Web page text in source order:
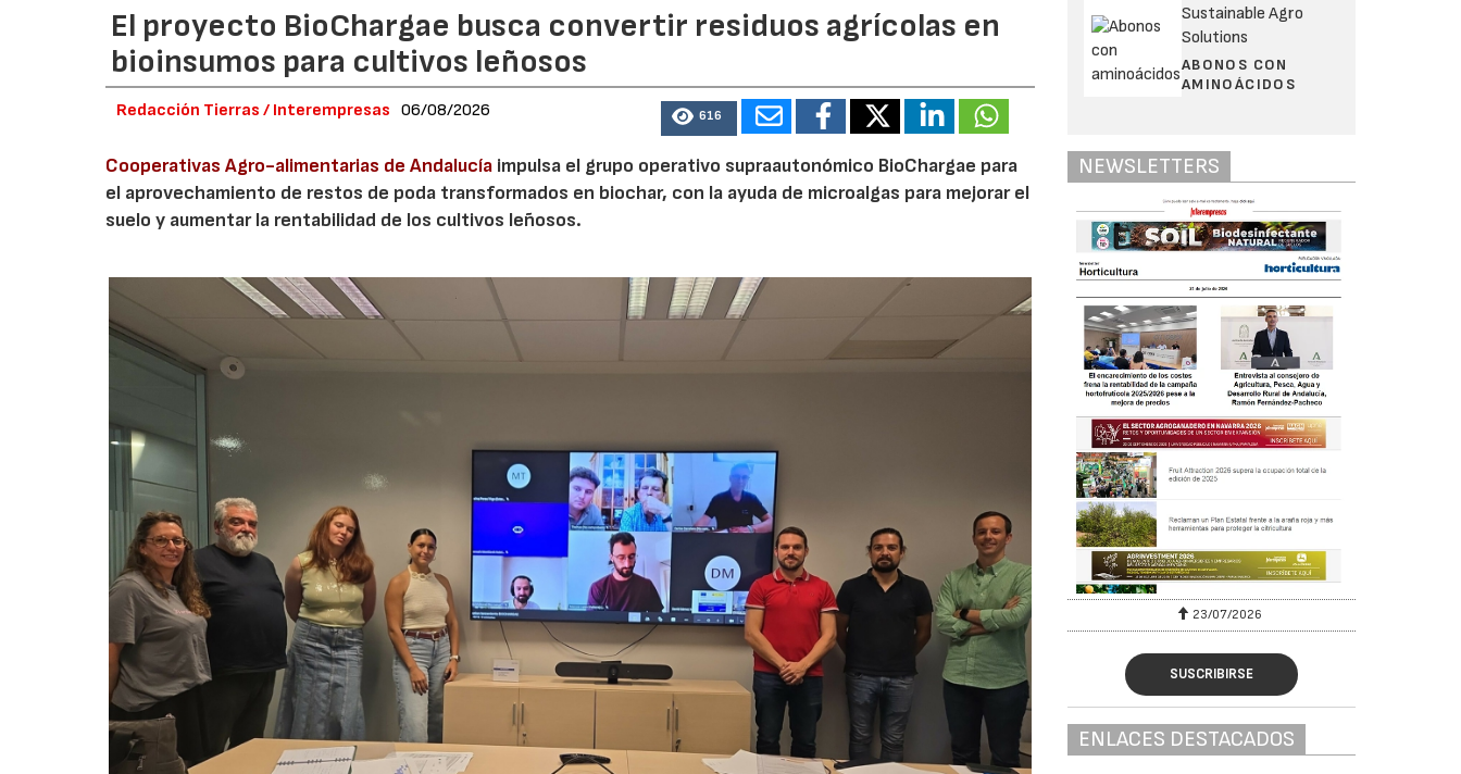
El proyecto BioChargae busca convertir residuos agrícolas en
bioinsumos para cultivos leñosos
Redacción Tierras / Interempresas 06/08/2026 616
Cooperativas Agro-alimentarias de Andalucía impulsa el grupo operativo supraautonómico BioChargae para
el aprovechamiento de restos de poda transformados en biochar, con la ayuda de microalgas para mejorar el
suelo y aumentar la rentabilidad de los cultivos leñosos.
Sustainable Agro
Solutions
ABONOS CON
AMINOÁCIDOS
NEWSLETTERS
23/07/2026 30/07/2026 23/07/2026
SUSCRIBIRSE
ENLACES DESTACADOS